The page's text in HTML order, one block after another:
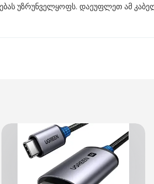
უზრუნველყოფს. დაეუფლეთ ამ